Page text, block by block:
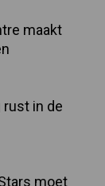
maakt
rust in de
moet